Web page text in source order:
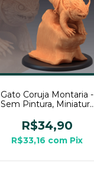
Gato Coruja Montaria -
Sem Pintura, Miniatura
Mesa
R$34,90
R$33,16 com Pix